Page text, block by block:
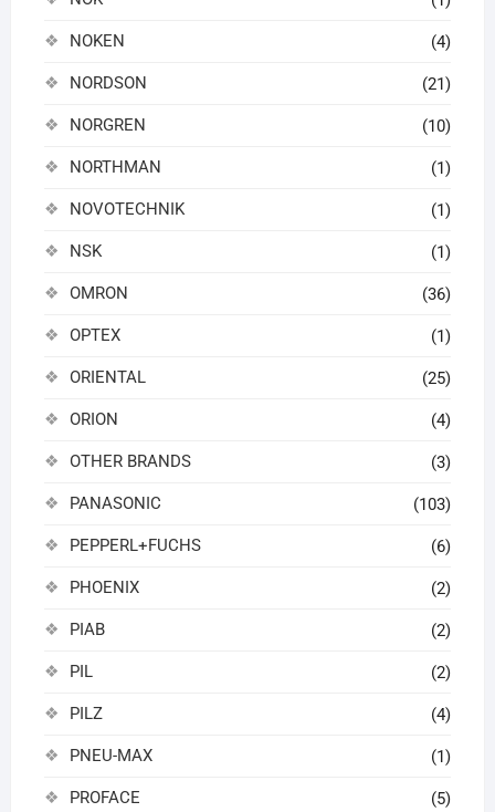
NOKEN (4)
NORDSON (21)
NORGREN (10)
NORTHMAN (1)
NOVOTECHNIK (1)
NSK (1)
OMRON (36)
OPTEX (1)
ORIENTAL (25)
ORION (4)
OTHER BRANDS (3)
PANASONIC (103)
PEPPERL+FUCHS (6)
PHOENIX (2)
PIAB (2)
PIL (2)
PILZ (4)
PNEU-MAX (1)
PROFACE (5)